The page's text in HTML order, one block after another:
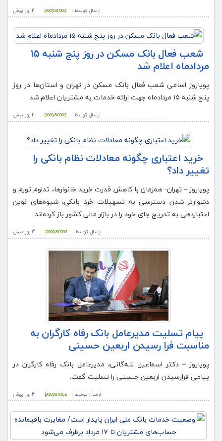
2 روز پيش ارسال توسط : pooyarooz
شعب فعال بانک مسکن در روز پنج شنبه ۱۵
مردادماه اعلام شد
پویاروز اسامی شعب فعال بانک مسکن در تهران و استان‌ها در روز
پنج شنبه ۱۵ مردادماه جهت ارائه خدمات به مشتریان اعلام شد
2 روز پيش ارسال توسط : pooyarooz
خرید اعتباری چگونه معادلات نظام بانکی را
تغییر داد؟
پویاروز – تهران- همزمان با کاهش قدرت خرید خانوارها، تداوم تورم و
دشوارتر شدن دسترسی به تسهیلات خرد بانکی، شیوه‌های نوین
اعتباردهی به تدریج جای خود را در بازار مالی کشور باز کرده‌اند.
3 روز پيش ارسال توسط : pooyarooz
پیام تسلیت مدیرعامل بانک رفاه کارگران به
مناسبت فرا رسیدن اربعین حسینی
پویاروز – دکتر اسماعیل للـه‌گانی، مدیرعامل بانک رفاه کارگران در
پیامی فرارسیدن اربعین حسینی را تسلیت گفت.
4 روز پيش ارسال توسط : pooyarooz